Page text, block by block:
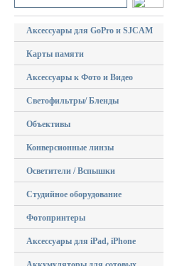
Аксессуары для GoPro и SJCAM
Карты памяти
Аксессуары к Фото и Видео
Светофильтры/ Бленды
Объективы
Конверсионные линзы
Осветители / Вспышки
Студийное оборудование
Фотопринтеры
Аксессуары для iPad, iPhone